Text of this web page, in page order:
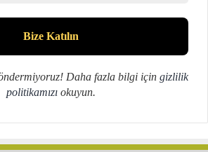
Daha fazla bilgi için gizlilik
politikamızıokuyun.